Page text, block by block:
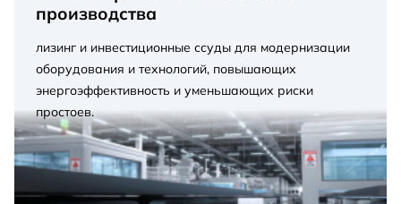
производства
лизинг и инвестиционные ссуды для модернизации
оборудования и технологий, повышающих
энергоэффективность и уменьшающих риски
простоев.